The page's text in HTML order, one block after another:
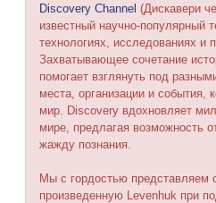
Discovery Channel (Дискавери
известный научно-популярный
технологиях, исследованиях и
Захватывающее сочетание
помогает взглянуть под
места, организации и
мир. Discovery вдохновляет
мире, предлагая возможность
жажду познания.
Мы с гордостью представляем
произведенную Levenhuk при